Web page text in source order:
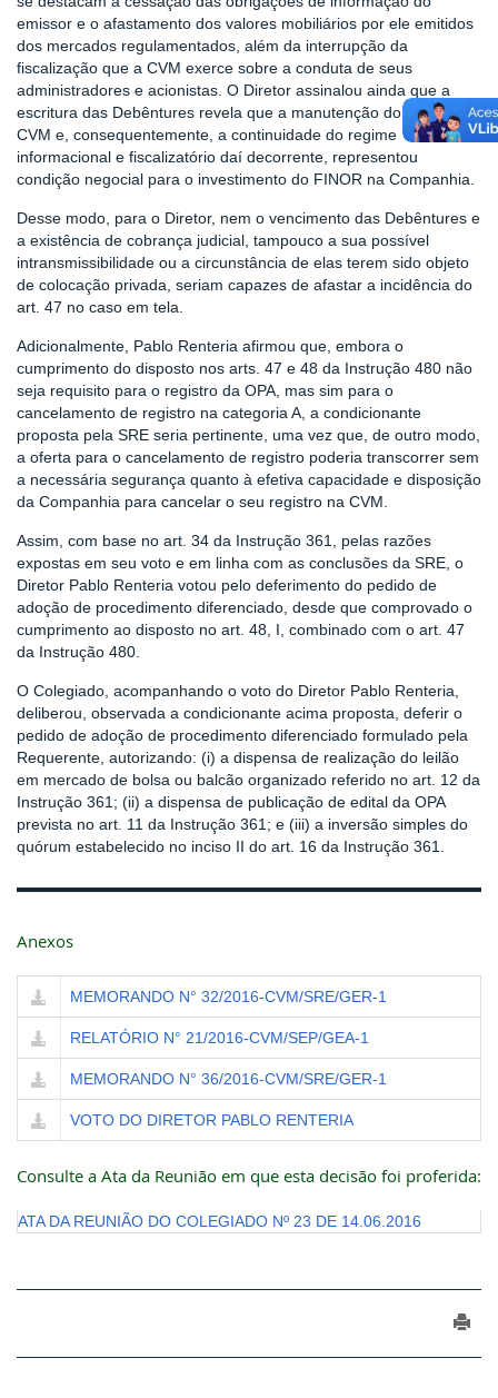
emissor e o afastamento dos valores mobiliários por ele emitidos
dos mercados regulamentados, além da interrupção da
fiscalização que a CVM exerce sobre a conduta de seus
administradores e acionistas. O Diretor assinalou ainda que a
escritura das Debêntures revela que a manutenção do registro na
CVM e, consequentemente, a continuidade do regime
informacional e fiscalizatório daí decorrente, representou
condição negocial para o investimento do FINOR na Companhia.
Desse modo, para o Diretor, nem o vencimento das Debêntures e
a existência de cobrança judicial, tampouco a sua possível
intransmissibilidade ou a circunstância de elas terem sido objeto
de colocação privada, seriam capazes de afastar a incidência do
art. 47 no caso em tela.
Adicionalmente, Pablo Renteria afirmou que, embora o
cumprimento do disposto nos arts. 47 e 48 da Instrução 480 não
seja requisito para o registro da OPA, mas sim para o
cancelamento de registro na categoria A, a condicionante
proposta pela SRE seria pertinente, uma vez que, de outro modo,
a oferta para o cancelamento de registro poderia transcorrer sem
a necessária segurança quanto à efetiva capacidade e disposição
da Companhia para cancelar o seu registro na CVM.
Assim, com base no art. 34 da Instrução 361, pelas razões
expostas em seu voto e em linha com as conclusões da SRE, o
Diretor Pablo Renteria votou pelo deferimento do pedido de
adoção de procedimento diferenciado, desde que comprovado o
cumprimento ao disposto no art. 48, I, combinado com o art. 47
da Instrução 480.
O Colegiado, acompanhando o voto do Diretor Pablo Renteria,
deliberou, observada a condicionante acima proposta, deferir o
pedido de adoção de procedimento diferenciado formulado pela
Requerente, autorizando: (i) a dispensa de realização do leilão
em mercado de bolsa ou balcão organizado referido no art. 12 da
Instrução 361; (ii) a dispensa de publicação de edital da OPA
prevista no art. 11 da Instrução 361; e (iii) a inversão simples do
quórum estabelecido no inciso II do art. 16 da Instrução 361.
Anexos
MEMORANDO N° 32/2016-CVM/SRE/GER-1
RELATÓRIO N° 21/2016-CVM/SEP/GEA-1
MEMORANDO N° 36/2016-CVM/SRE/GER-1
VOTO DO DIRETOR PABLO RENTERIA
Consulte a Ata da Reunião em que esta decisão foi proferida:
ATA DA REUNIÃO DO COLEGIADO Nº 23 DE 14.06.2016